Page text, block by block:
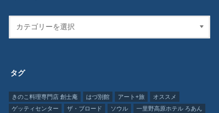
タグ
きのこ料理専門店 創士庵 はづ別館 アート+旅
オススメ
ゲッティセンター
ザ・ブロード ソウル
一里野高原ホテル ろあん